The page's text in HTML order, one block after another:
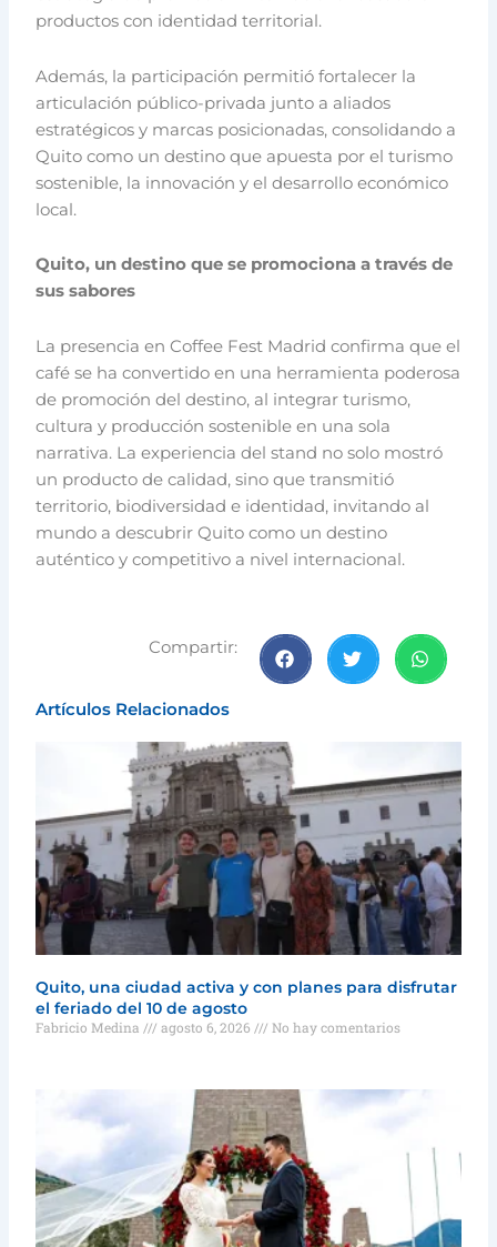
productos con identidad territorial.
Además, la participación permitió fortalecer la
articulación público-privada junto a aliados
estratégicos y marcas posicionadas, consolidando a
Quito como un destino que apuesta por el turismo
sostenible, la innovación y el desarrollo económico
local.
Quito, un destino que se promociona a través de
sus sabores
La presencia en Coffee Fest Madrid confirma que el
café se ha convertido en una herramienta poderosa
de promoción del destino, al integrar turismo,
cultura y producción sostenible en una sola
narrativa. La experiencia del stand no solo mostró
un producto de calidad, sino que transmitió
territorio, biodiversidad e identidad, invitando al
mundo a descubrir Quito como un destino
auténtico y competitivo a nivel internacional.
Compartir:
Artículos Relacionados
Quito, una ciudad activa y con planes para disfrutar
el feriado del 10 de agosto
Fabricio Medina agosto 6, 2026 No hay comentarios